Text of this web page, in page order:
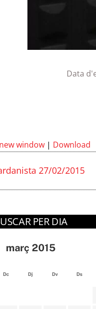
Data
window | Download
27/02/2015
PER DIA
març 2015
Dc Dj Dv Ds